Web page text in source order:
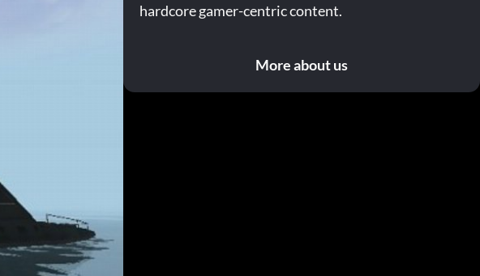
hardcore gamer-centric content.
More about us